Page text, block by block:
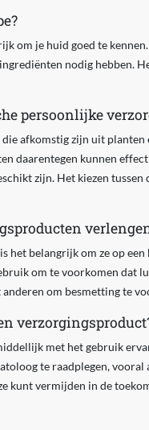
om je huid goed te
nodig hebben.
persoonlijke
afkomstig zijn uit planten
daarentegen kunnen
zijn. Het kiezen tussen
belangrijk om ze op een
om te voorkomen dat
om besmetting te
met het gebruik
te raadplegen, vooral
kunt vermijden in de